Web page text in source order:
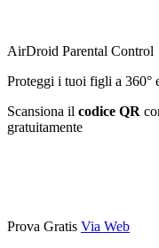
AirDroid Parental Control
Proteggi i tuoi figli a 360°
Scansiona il codice QR
gratuitamente
Prova Gratis Via Web